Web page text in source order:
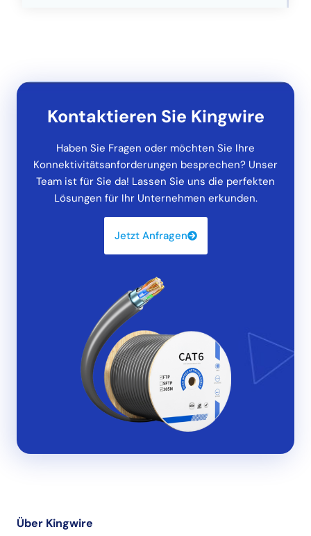
Kontaktieren Sie Kingwire
Haben Sie Fragen oder möchten Sie Ihre
Konnektivitätsanforderungen besprechen? Unser
Team ist für Sie da! Lassen Sie uns die perfekten
Lösungen für Ihr Unternehmen erkunden.
Jetzt Anfragen
Über Kingwire